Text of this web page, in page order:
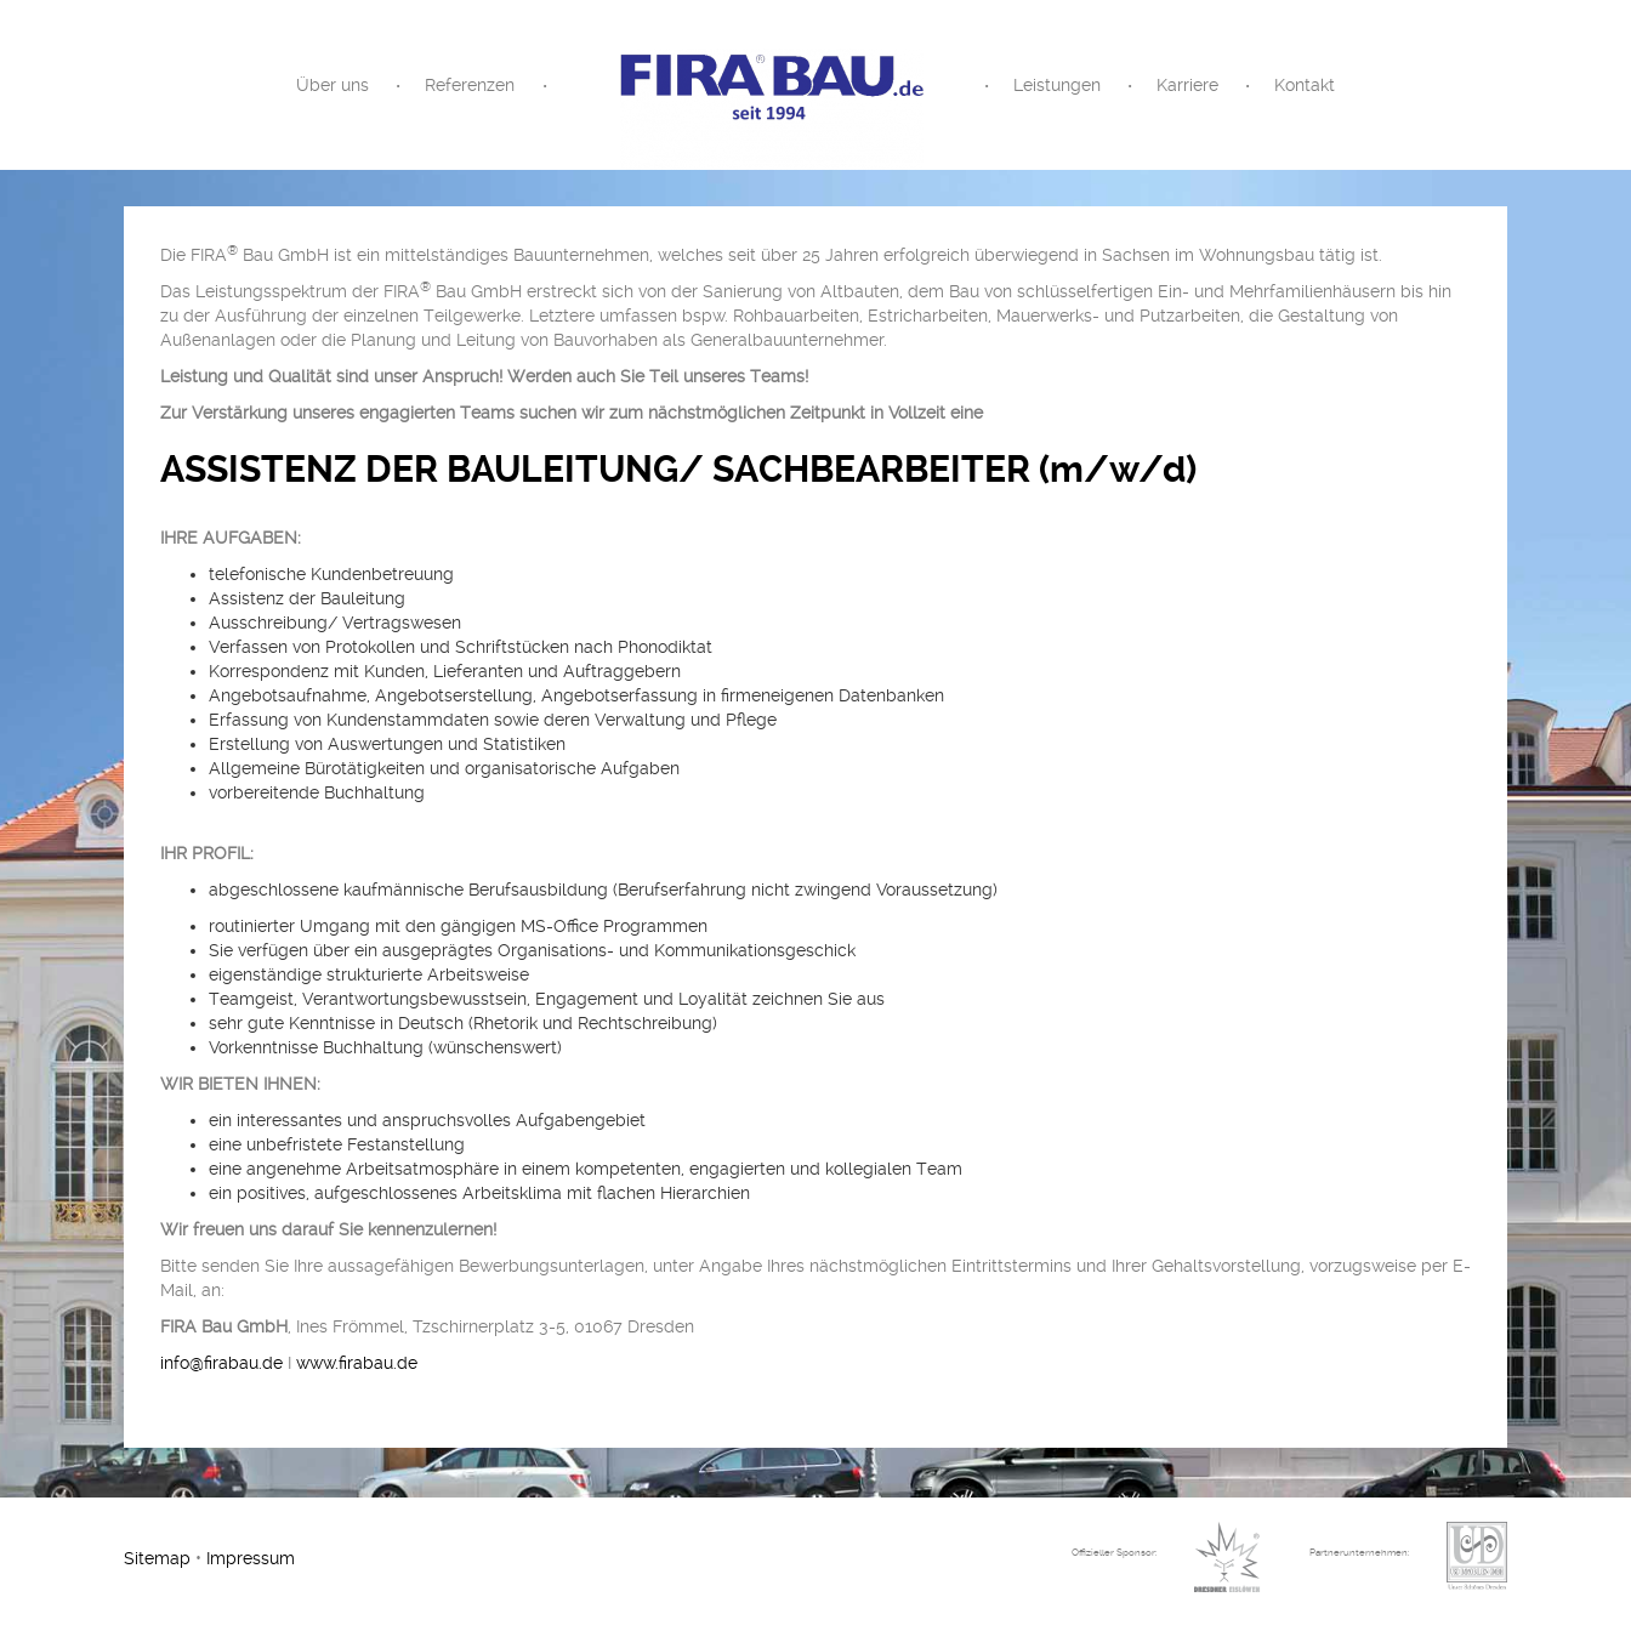
Über uns Referenzen Leistungen Karriere Kontakt
Die FIRA® Bau GmbH ist ein mittelständiges Bauunternehmen, welches seit über 25 Jahren erfolgreich überwiegend in Sachsen im Wohnungsbau tätig ist.
Das Leistungsspektrum der FIRA® Bau GmbH erstreckt sich von der Sanierung von Altbauten, dem Bau von schlüsselfertigen Ein- und Mehrfamilienhäusern bis hin
zu der Ausführung der einzelnen Teilgewerke. Letztere umfassen bspw. Rohbauarbeiten, Estricharbeiten, Mauerwerks- und Putzarbeiten, die Gestaltung von
Außenanlagen oder die Planung und Leitung von Bauvorhaben als Generalbauunternehmer.
Leistung und Qualität sind unser Anspruch! Werden auch Sie Teil unseres Teams!
Zur Verstärkung unseres engagierten Teams suchen wir zum nächstmöglichen Zeitpunkt in Vollzeit eine
ASSISTENZ DER BAULEITUNG/ SACHBEARBEITER (m/w/d)
IHRE AUFGABEN:
telefonische Kundenbetreuung
Assistenz der Bauleitung
Ausschreibung/ Vertragswesen
Verfassen von Protokollen und Schriftstücken nach Phonodiktat
Korrespondenz mit Kunden, Lieferanten und Auftraggebern
Angebotsaufnahme, Angebotserstellung, Angebotserfassung in firmeneigenen Datenbanken
Erfassung von Kundenstammdaten sowie deren Verwaltung und Pflege
Erstellung von Auswertungen und Statistiken
Allgemeine Bürotätigkeiten und organisatorische Aufgaben
vorbereitende Buchhaltung
IHR PROFIL:
abgeschlossene kaufmännische Berufsausbildung (Berufserfahrung nicht zwingend Voraussetzung)
routinierter Umgang mit den gängigen MS-Office Programmen
Sie verfügen über ein ausgeprägtes Organisations- und Kommunikationsgeschick
eigenständige strukturierte Arbeitsweise
Teamgeist, Verantwortungsbewusstsein, Engagement und Loyalität zeichnen Sie aus
sehr gute Kenntnisse in Deutsch (Rhetorik und Rechtschreibung)
Vorkenntnisse Buchhaltung (wünschenswert)
WIR BIETEN IHNEN:
ein interessantes und anspruchsvolles Aufgabengebiet
eine unbefristete Festanstellung
eine angenehme Arbeitsatmosphäre in einem kompetenten, engagierten und kollegialen Team
ein positives, aufgeschlossenes Arbeitsklima mit flachen Hierarchien
Wir freuen uns darauf Sie kennenzulernen!
Bitte senden Sie Ihre aussagefähigen Bewerbungsunterlagen, unter Angabe Ihres nächstmöglichen Eintrittstermins und Ihrer Gehaltsvorstellung, vorzugsweise per E-
Mail, an:
FIRA Bau GmbH , Ines Frömmel, Tzschirnerplatz 3-5, 01067 Dresden
info@firabau.de I www.firabau.de
Sitemap • Impressum Offizieller Sponsor: Partnerunternehmen: